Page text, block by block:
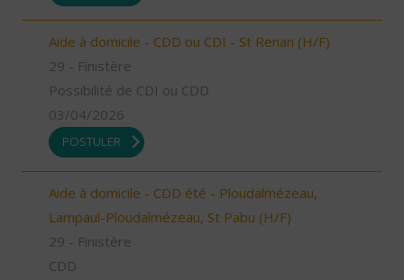
Aide à domicile - CDD ou CDI - St Renan (H/F)
29 - Finistère
Possibilité de CDI ou CDD
03/04/2026
POSTULER
Aide à domicile - CDD été - Ploudalmézeau,
Lampaul-Ploudalmézeau, St Pabu (H/F)
29 - Finistère
CDD